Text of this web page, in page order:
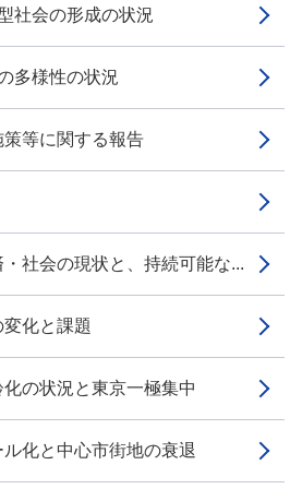
社会の形成の状況
多様性の状況
等に関する報告
社会の現状と、持続可能な...
化と課題
の状況と東京一極集中
化と中心市街地の衰退